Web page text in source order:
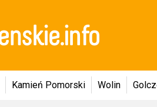
Kamień Pomorski Wolin